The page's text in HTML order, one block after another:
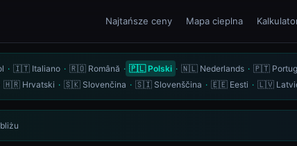
Najtańsze ceny Mapa cieplna
Benzyna i olej napędowy
· 🇮🇹 Italiano · 🇷🇴 Română · 🇵🇱 Polski · 🇳🇱 Nederlands · 🇵🇹
🇭🇷 Hrvatski · 🇸🇰 Slovenčina · 🇸🇮 Slovenščina · 🇪🇪 Eesti · 🇱🇻